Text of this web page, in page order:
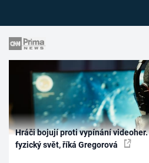
Hráči bojují proti vypínání
fyzický svět, říká Gregorová